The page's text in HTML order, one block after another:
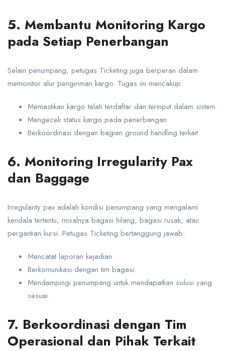
5. Membantu Monitoring Kargo
pada Setiap Penerbangan
Selain penumpang, petugas Ticketing juga berperan dalam
memonitor alur pengiriman kargo. Tugas ini mencakup:
Memastikan kargo telah terdaftar dan terinput dalam sistem.
Mengecek status kargo pada penerbangan.
Berkoordinasi dengan bagian ground handling terkait.
6. Monitoring Irregularity Pax
dan Baggage
Irregularity pax adalah kondisi penumpang yang mengalami
kendala tertentu, misalnya bagasi hilang, bagasi rusak, atau
pergantian kursi. Petugas Ticketing bertanggung jawab:
Mencatat laporan kejadian.
Berkomunikasi dengan tim bagasi.
Mendampingi penumpang untuk mendapatkan solusi yang
sesuai.
7. Berkoordinasi dengan Tim
Operasional dan Pihak Terkait